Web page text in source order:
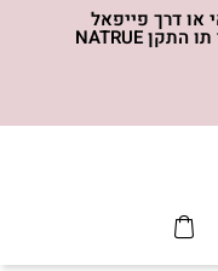
דרך פייפאל